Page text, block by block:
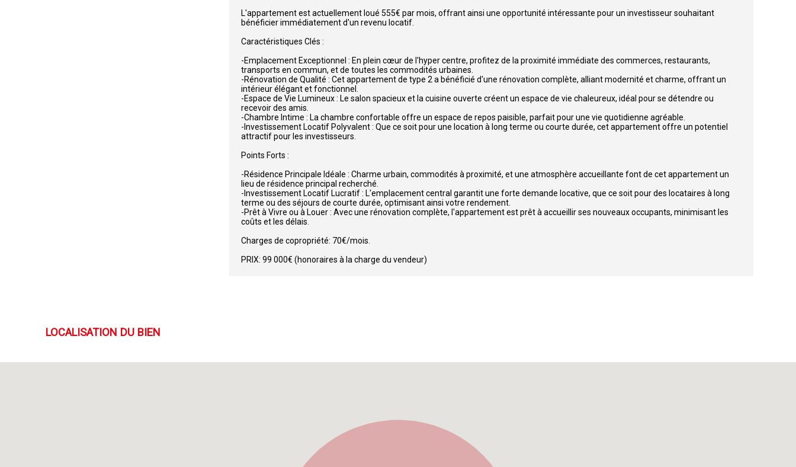
L'appartement est actuellement loué 555€ par mois, offrant ainsi une opportunité intéressante pour un investisseur souhaitant
bénéficier immédiatement d'un revenu locatif.
Caractéristiques Clés :
-Emplacement Exceptionnel : En plein cœur de l'hyper centre, profitez de la proximité immédiate des commerces, restaurants,
transports en commun, et de toutes les commodités urbaines.
-Rénovation de Qualité : Cet appartement de type 2 a bénéficié d'une rénovation complète, alliant modernité et charme, offrant un
intérieur élégant et fonctionnel.
-Espace de Vie Lumineux : Le salon spacieux et la cuisine ouverte créent un espace de vie chaleureux, idéal pour se détendre ou
recevoir des amis.
-Chambre Intime : La chambre confortable offre un espace de repos paisible, parfait pour une vie quotidienne agréable.
-Investissement Locatif Polyvalent : Que ce soit pour une location à long terme ou courte durée, cet appartement offre un potentiel
attractif pour les investisseurs.
Points Forts :
-Résidence Principale Idéale : Charme urbain, commodités à proximité, et une atmosphère accueillante font de cet appartement un
lieu de résidence principal recherché.
-Investissement Locatif Lucratif : L'emplacement central garantit une forte demande locative, que ce soit pour des locataires à long
terme ou des séjours de courte durée, optimisant ainsi votre rendement.
-Prêt à Vivre ou à Louer : Avec une rénovation complète, l'appartement est prêt à accueillir ses nouveaux occupants, minimisant les
coûts et les délais.
Charges de copropriété: 70€/mois.
PRIX: 99 000€ (honoraires à la charge du vendeur)
LOCALISATION DU BIEN